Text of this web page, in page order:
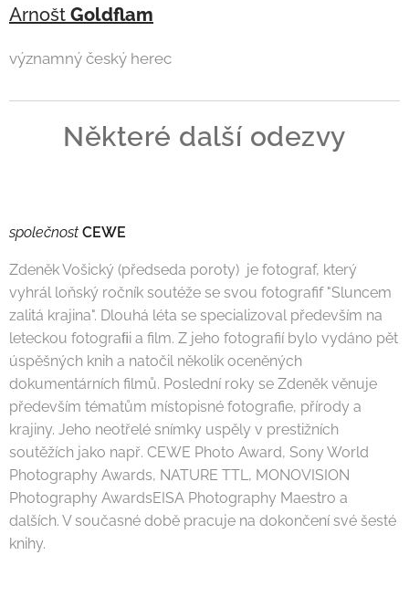
Arnošt Goldflam
významný český herec
Některé další odezvy
společnost CEWE
Zdeněk Vošický (předseda poroty) je fotograf, který
vyhrál loňský ročník soutéže se svou fotografif "Sluncem
zalitá krajina". Dlouhá léta se specializoval především na
leteckou fotograﬁi a film. Z jeho fotografií bylo vydáno pět
úspěšných knih a natočil několik oceněných
dokumentárních filmů. Poslední roky se Zdeněk věnuje
především tématům místopisné fotografie, přírody a
krajiny. Jeho neotřelé snímky uspěly v prestižních
soutěžích jako např. CEWE Photo Award, Sony World
Photography Awards, NATURE TTL, MONOVISION
Photography AwardsEISA Photography Maestro a
dalších. V současné době pracuje na dokončení své šesté
knihy.